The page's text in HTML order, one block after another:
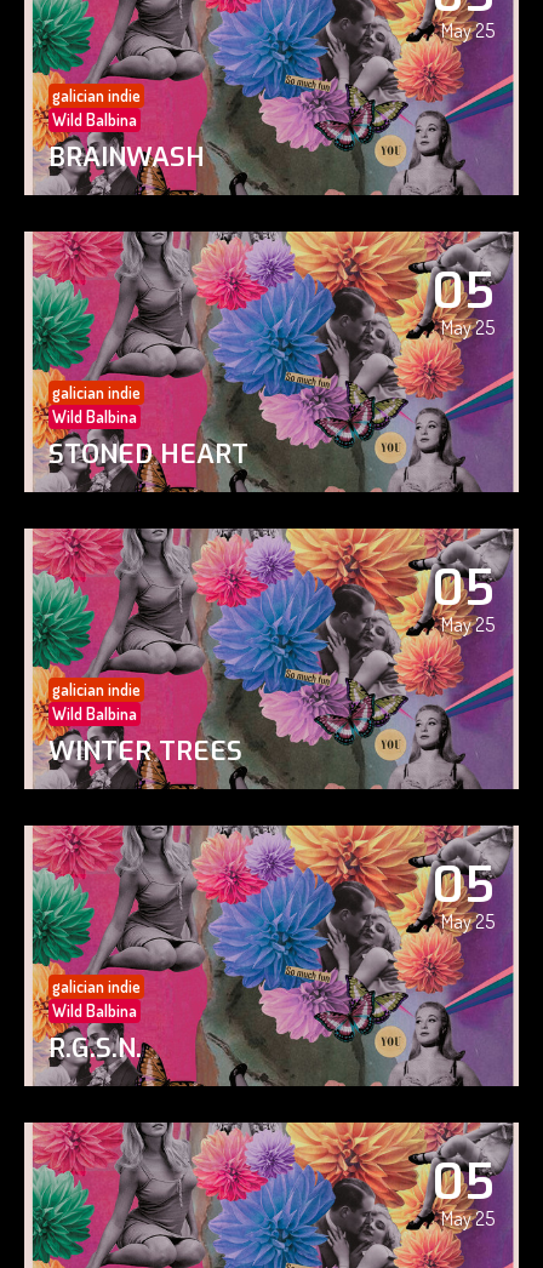
May 25
galician indie
Wild Balbina
BRAINWASH
05
May 25
galician indie
Wild Balbina
STONED HEART
05
May 25
galician indie
Wild Balbina
WINTER TREES
05
May 25
galician indie
Wild Balbina
R.G.S.N.
05
May 25